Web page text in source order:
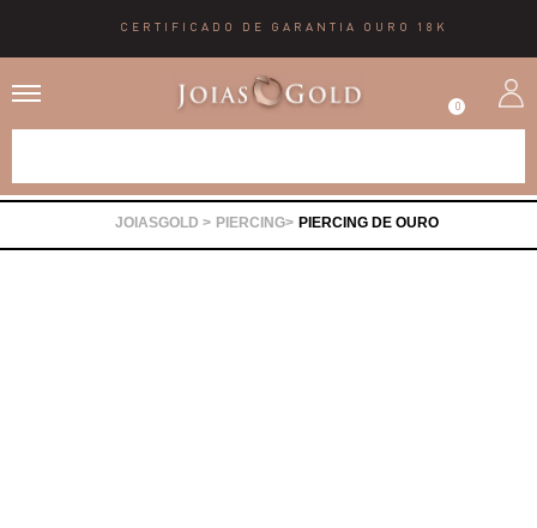
CERTIFICADO DE GARANTIA OURO 18K
0
PIERCING PIERCING DE OURO